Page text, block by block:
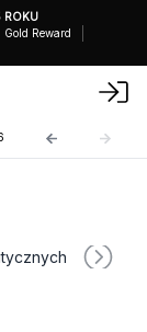
ROKU
Gold Reward